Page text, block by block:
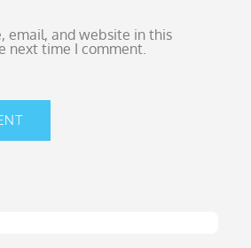
email, and website in this
next time I comment.